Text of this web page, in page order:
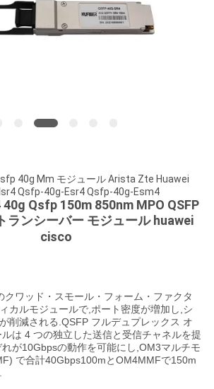
40g Mm モジュール Arista Zte Huawei
Qsfp-40g-Esr4 Qsfp-40g-Esm4
40g Qsfp 150m 850nm MPO QSFP
ランシーバー モジュール huawei
cisco
クワッド・スモール・フォーム・ファクタ
カルモジュールで,ポート密度が増加し,シ
削減される.QSFP フルデュプレックス オ
は 4 つの独立した送信と受信チャネルを提
が10Gbpsの動作を可能にし,OM3マルチモ
で合計40Gbps100mとOM4MMFで150m